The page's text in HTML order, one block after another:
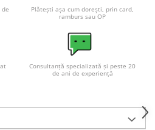
/
Plătești așa cum dorești, prin card,
ramburs sau OP
Consultanță specializată și peste 20
de ani de experiență